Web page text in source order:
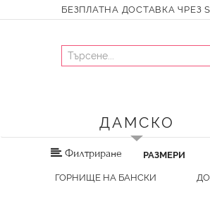
БЕЗПЛАТНА ДОСТАВКА ЧРЕЗ
ДАМСКО
Филтриране РАЗМЕРИ
ГОРНИЩЕ НА БАНСКИ